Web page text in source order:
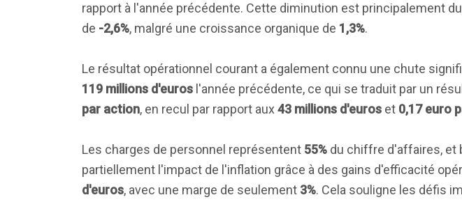
rapport à l'année précédente. Cette diminution est principalement
de -2,6%, malgré une croissance organique de 1,3%.
Le résultat opérationnel courant a également connu une chute
119 millions d'euros l'année précédente, ce qui se traduit par un
par action, en recul par rapport aux43 millions d'euros et 0,17 euro
Les charges de personnel représentent 55% du chiffre d'affaires, et
partiellement l'impact de l'inflation grâce à des gains d'efficacité
d'euros, avec une marge de seulement 3%. Cela souligne les défis